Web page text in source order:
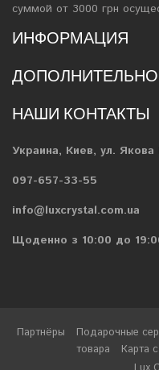
суммой от 3000 грн
ИНФОРМАЦИЯ
ДОПОЛНИТЕЛЬНО
НАШИ КОНТАКТЫ
Украина, Киев, ул. Якова
097-657-33-55
info@luxcrystal.com.ua
Щоденно з 10:00 до
Партнёры Подарочные
товара
Карта